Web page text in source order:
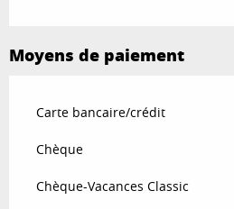
Moyens de paiement
Carte bancaire/crédit
Chèque
Chèque-Vacances Classic